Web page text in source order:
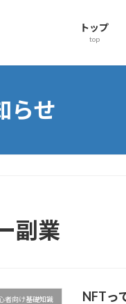
トップ
top
らせ
副業
者向け基礎知識
NFTっ